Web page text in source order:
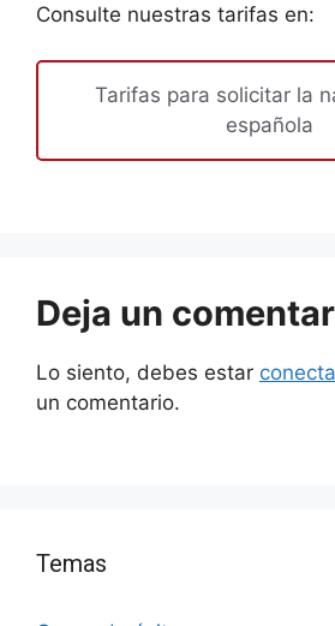
Consulte nuestras tarifas en:
Tarifas para solicitar la
española
Deja un
Lo siento, debes estar
un comentario.
Temas